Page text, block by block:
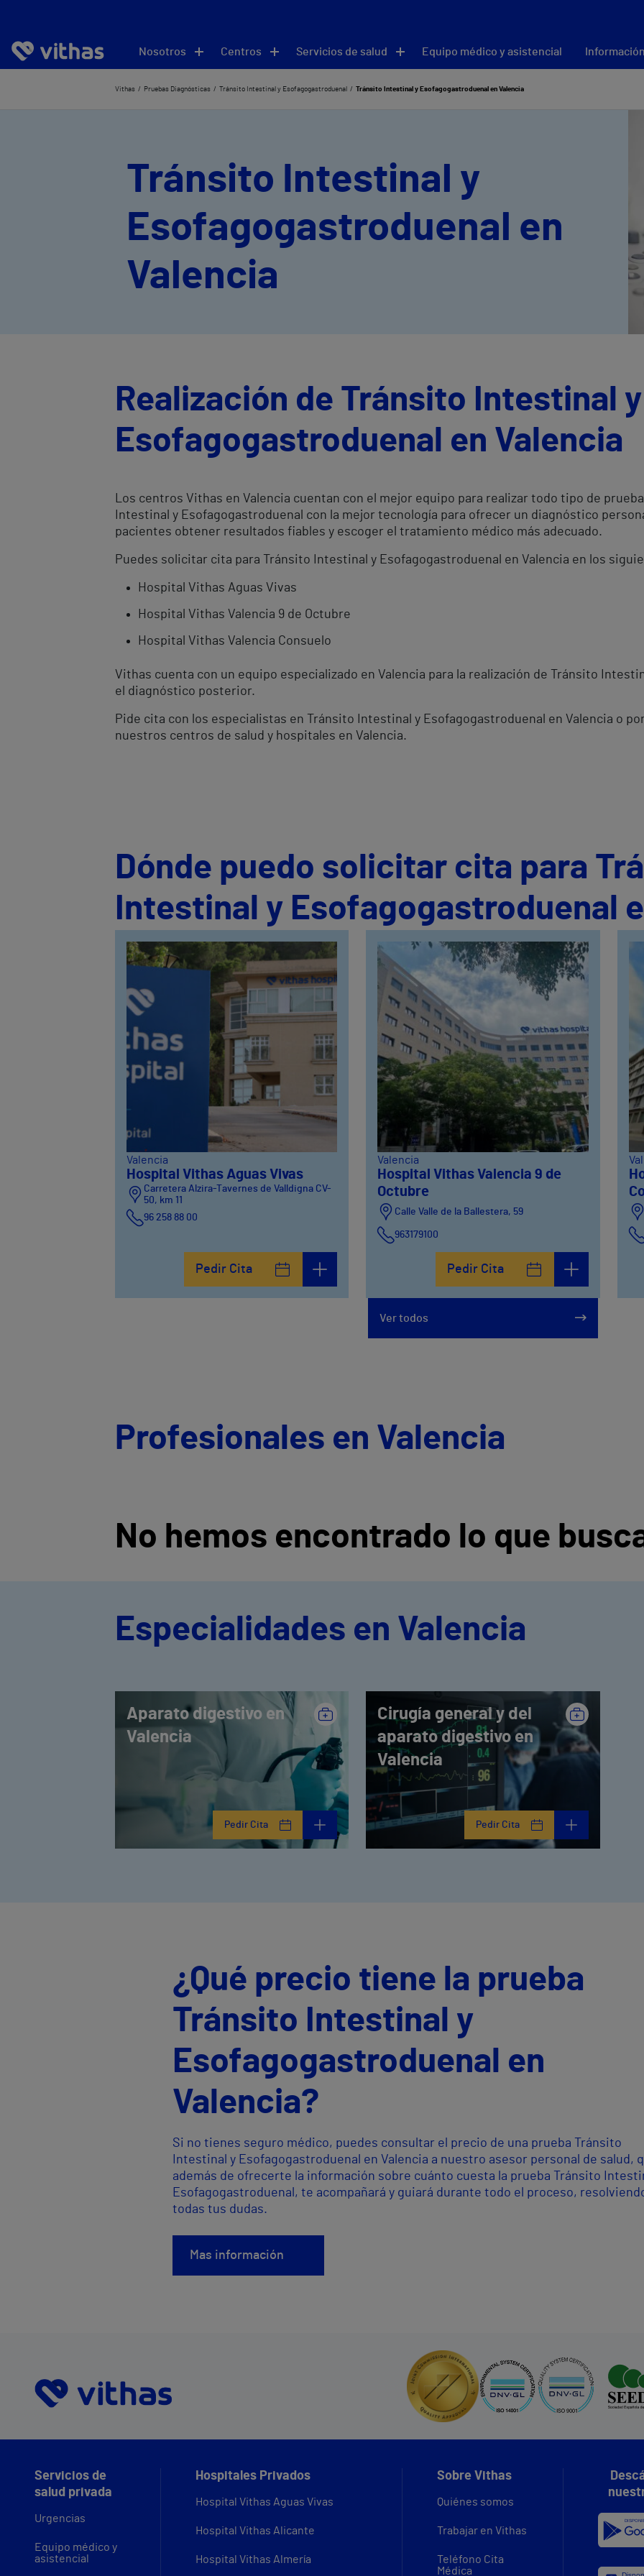
Nosotros Centros Servicios de salud Equipo médico y asistencial
Vithas Pruebas Diagnósticas Tránsito Intestinal y Esofagogastroduenal Tránsito Intestinal y Esofagogastroduenal en Valencia
Tránsito Intestinal y
Esofagogastroduenal en
Valencia
Realización de Tránsito Intestinal y
Esofagogastroduenal en Valencia
Los centros Vithas en Valencia cuentan con el mejor equipo para realizar todo tipo de
Intestinal y Esofagogastroduenal con la mejor tecnología para ofrecer un diagnóstico
pacientes obtener resultados fiables y escoger el tratamiento médico más adecuado.
Puedes solicitar cita para Tránsito Intestinal y Esofagogastroduenal en Valencia en los
Hospital Vithas Aguas Vivas
Hospital Vithas Valencia 9 de Octubre
Hospital Vithas Valencia Consuelo
Vithas cuenta con un equipo especializado en Valencia para la realización de Tránsito
el diagnóstico posterior.
Pide cita con los especialistas en Tránsito Intestinal y Esofagogastroduenal en Valencia o
nuestros centros de salud y hospitales en Valencia.
Dónde puedo solicitar cita para
Intestinal y Esofagogastroduenal
Valencia
Hospital Vithas Aguas Vivas
Carretera Alzira-Tavernes de Valldigna CV-
50, km 11
96 258 88 00
Pedir Cita
Valencia
Hospital Vithas Valencia 9 de
Octubre
Calle Valle de la Ballestera, 59
963179100
Pedir Cita
Ver todos
Profesionales en Valencia
No hemos encontrado lo que
Especialidades en Valencia
Aparato digestivo en
Valencia
Pedir Cita
Cirugía general y del
aparato digestivo en
Valencia
Pedir Cita
¿Qué precio tiene la prueba
Tránsito Intestinal y
Esofagogastroduenal en
Valencia?
Si no tienes seguro médico, puedes consultar el precio de una prueba Tránsito
Intestinal y Esofagogastroduenal en Valencia a nuestro asesor personal de salud,
además de ofrecerte la información sobre cuánto cuesta la prueba Tránsito
Esofagogastroduenal, te acompañará y guiará durante todo el proceso,
todas tus dudas.
Mas información
Servicios de
salud privada
Urgencias
Equipo médico y
asistencial
Hospitales Privados
Hospital Vithas Aguas Vivas
Hospital Vithas Alicante
Hospital Vithas Almería
Sobre Vithas
Quiénes somos
Trabajar en Vithas
Teléfono Cita
Médica